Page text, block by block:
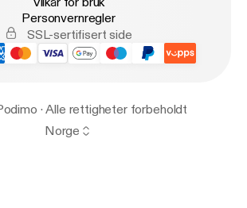
Personvernregler
SSL-sertifisert side
· Alle rettigheter forbeholdt
Norge